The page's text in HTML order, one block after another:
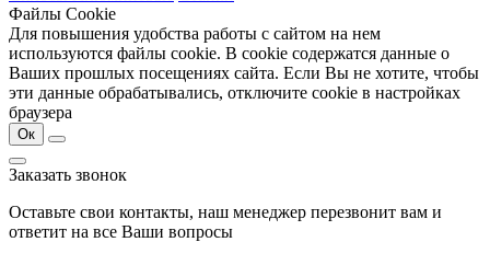
Файлы Cookie
Для повышения удобства работы с сайтом на нем
используются файлы cookie. В cookie содержатся данные о
Ваших прошлых посещениях сайта. Если Вы не хотите, чтобы
эти данные обрабатывались, отключите cookie в настройках
браузера
Ок
Заказать звонок
Оставьте свои контакты, наш менеджер перезвонит вам и
ответит на все Ваши вопросы